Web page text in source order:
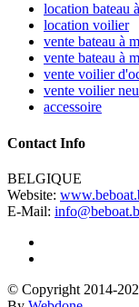
location bateau
location voilier
vente bateau à
vente bateau à
vente voilier
vente voilier
accessoire
Contact Info
BELGIQUE
Website:
E-Mail:
© Copyright 2014-